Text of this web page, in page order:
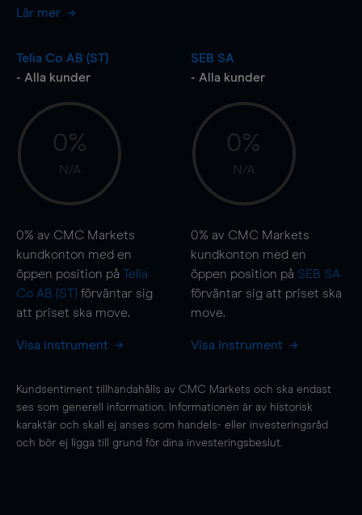
Lär mer
Telia Co AB (ST)
- Alla kunder
0%
N/A
0% av CMC Markets
kundkonton med en
öppen position på Telia
Co AB (ST) förväntar sig
att priset ska move.
Visa instrument
SEB SA
- Alla kunder
0%
N/A
0% av CMC Markets
kundkonton med en
öppen position på SEB SA
förväntar sig att priset ska
move.
Visa instrument
Kundsentiment tillhandahålls av CMC Markets och ska endast
ses som generell information. Informationen är av historisk
karaktär och skall ej anses som handels- eller investeringsråd
och bör ej ligga till grund för dina investeringsbeslut.